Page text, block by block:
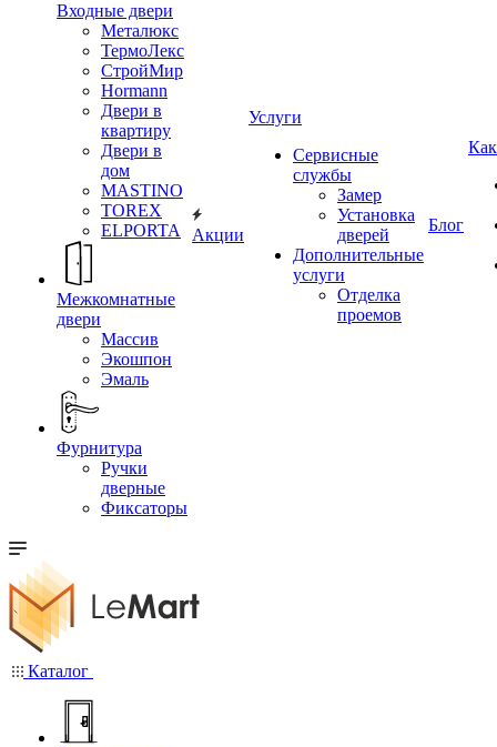
Входные двери
Металюкс
ТермоЛекс
СтройМир
Hormann
Двери в
квартиру
Двери в
дом
MASTINO
TOREX
ELPORTA
Межкомнатные
двери
Массив
Экошпон
Эмаль
Фурнитура
Ручки
дверные
Фиксаторы
Акции
Услуги
Сервисные
службы
Замер
Установка
дверей
Дополнительные
услуги
Отделка
проемов
Блог
Каталог